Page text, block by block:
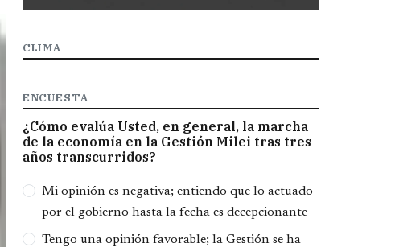
CLIMA
ENCUESTA
¿Cómo evalúa Usted, en general, la marcha
de la economía en la Gestión Milei tras tres
años transcurridos?
Opciones
Mi opinión es negativa; entiendo que lo actuado
por el gobierno hasta la fecha es decepcionante
Tengo una opinión favorable; la Gestión se ha